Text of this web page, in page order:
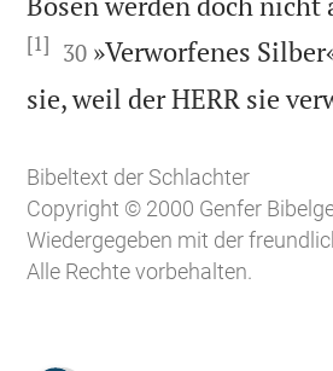
[1] 

30 »Verworfenes
sie, weil der HERR sie
Bibeltext der Schlachter
Copyright © 2000 Genfer
Wiedergegeben mit der
Alle Rechte vorbehalten.